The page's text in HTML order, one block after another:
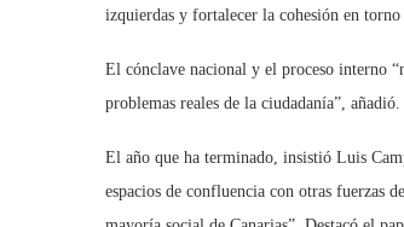
izquierdas y fortalecer la cohesión en
El cónclave nacional y el proceso interno
problemas reales de la ciudadanía”, añadió.
El año que ha terminado, insistió Luis
espacios de confluencia con otras fuerzas